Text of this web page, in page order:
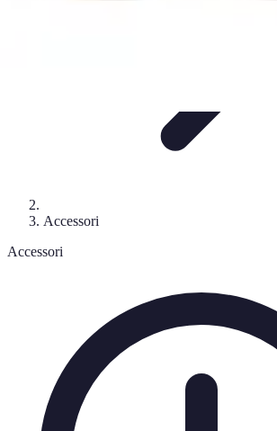
Accessori
Accessori